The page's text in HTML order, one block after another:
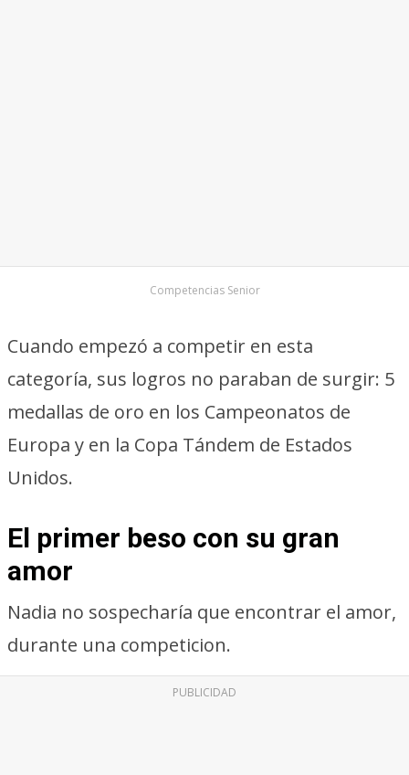
Competencias Senior
Cuando empezó a competir en esta
categoría, sus logros no paraban de surgir: 5
medallas de oro en los Campeonatos de
Europa y en la Copa Tándem de Estados
Unidos.
El primer beso con su gran
amor
Nadia no sospecharía que encontrar el amor,
durante una competicion.
PUBLICIDAD